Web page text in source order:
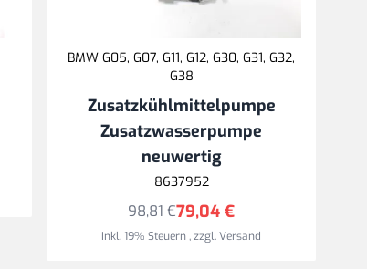
BMW G05, G07, G11, G12, G30, G31, G32,
G38
Zusatzkühlmittelpumpe
Zusatzwasserpumpe
neuwertig
8637952
79,04 €
98,81 €
Inkl. 19% Steuern,zzgl.Versand